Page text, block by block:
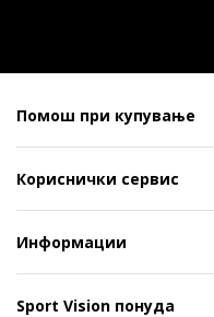
Помош при купување
Кориснички сервис
Информации
Sport Vision понуда